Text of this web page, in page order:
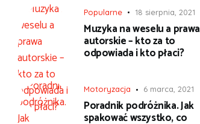
Popularne 18 sierpnia, 2021
Muzyka na weselu a prawa
autorskie – kto za to
odpowiada i kto płaci?
Motoryzacja 6 marca, 2021
Poradnik podróżnika. Jak
spakować wszystko, co